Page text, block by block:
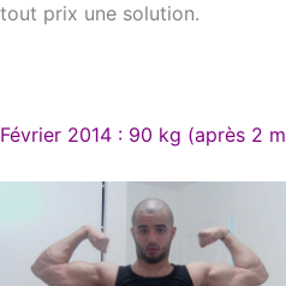
tout prix une solution.
Février 2014 : 90 kg (après 2